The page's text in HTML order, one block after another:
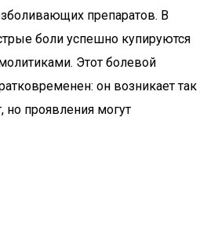
препаратов. В
боли успешно купируются
Этот болевой
он возникает так
но проявления могут